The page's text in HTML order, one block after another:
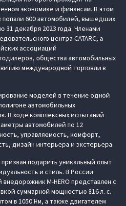
экономике и финансам. В этом
попали 600 автомобилей, вышедших
31 декабря 2023 года. Членами
центра CATARC, а
ассоциаций
общества автомобильных
международной торговли в
моделей в течение одной
автомобильных
В ходе комплексных испытаний
автомобилей по 12
управляемость, комфорт,
дизайн интерьера и экстерьера.
подарить уникальный опыт
и стиль. В России
M‑HERO представлен с
суммарной мощностью 816 л. с.
в 1050 Нм, а также двигателем